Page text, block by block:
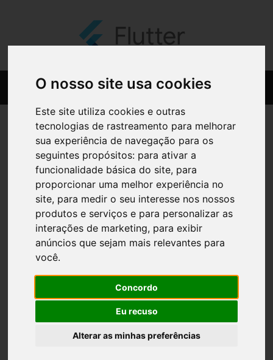
O nosso site usa cookies
Este site utiliza cookies e outras
tecnologias de rastreamento para melhorar
sua experiência de navegação para os
seguintes propósitos: para ativar a
funcionalidade básica do site, para
proporcionar uma melhor experiência no
site, para medir o seu interesse nos nossos
produtos e serviços e para personalizar as
interações de marketing, para exibir
anúncios que sejam mais relevantes para
você.
Concordo
Eu recuso
Alterar as minhas preferências